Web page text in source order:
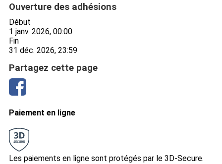
Ouverture des adhésions
Début
1 janv. 2026, 00:00
Fin
31 déc. 2026, 23:59
Partagez cette page
Paiement en ligne
Les paiements en ligne sont protégés par le 3D-Secure.